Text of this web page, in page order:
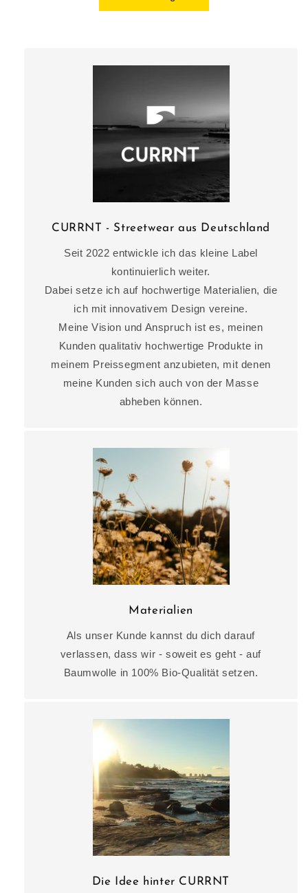
CURRNT - Streetwear aus Deutschland
Seit 2022 entwickle ich das kleine Label
kontinuierlich weiter.
Dabei setze ich auf hochwertige Materialien, die
ich mit innovativem Design vereine.
Meine Vision und Anspruch ist es, meinen
Kunden qualitativ hochwertige Produkte in
meinem Preissegment anzubieten, mit denen
meine Kunden sich auch von der Masse
abheben können.
Materialien
Als unser Kunde kannst du dich darauf
verlassen, dass wir - soweit es geht - auf
Baumwolle in 100% Bio-Qualität setzen.
Die Idee hinter CURRNT